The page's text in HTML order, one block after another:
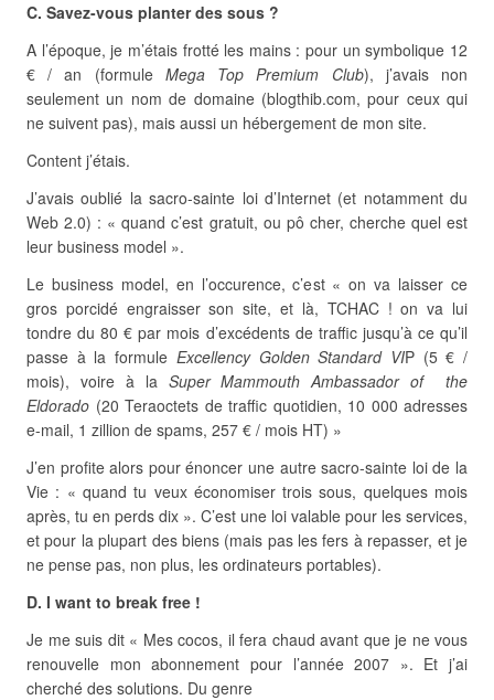
C. Savez-vous planter des sous ?
A l’époque, je m’étais frotté les mains : pour un symbolique 12
€ / an (formule Mega Top Premium Club), j’avais non
seulement un nom de domaine (blogthib.com, pour ceux qui
ne suivent pas), mais aussi un hébergement de mon site.
Content j’étais.
J’avais oublié la sacro-sainte loi d’Internet (et notamment du
Web 2.0) : « quand c’est gratuit, ou pô cher, cherche quel est
leur business model ».
Le business model, en l’occurence, c’est « on va laisser ce
gros porcidé engraisser son site, et là, TCHAC ! on va lui
tondre du 80 € par mois d’excédents de traffic jusqu’à ce qu’il
passe à la formule Excellency Golden Standard VIP (5 € /
mois), voire à la Super Mammouth Ambassador of the
Eldorado (20 Teraoctets de traffic quotidien, 10 000 adresses
e-mail, 1 zillion de spams, 257 € / mois HT) »
J’en profite alors pour énoncer une autre sacro-sainte loi de la
Vie : « quand tu veux économiser trois sous, quelques mois
après, tu en perds dix ». C’est une loi valable pour les services,
et pour la plupart des biens (mais pas les fers à repasser, et je
ne pense pas, non plus, les ordinateurs portables).
D. I want to break free !
Je me suis dit « Mes cocos, il fera chaud avant que je ne vous
renouvelle mon abonnement pour l’année 2007 ». Et j’ai
cherché des solutions. Du genre